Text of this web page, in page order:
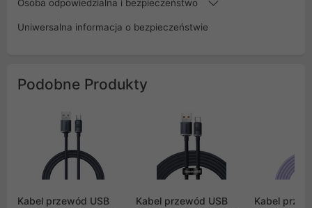
Osoba odpowiedzialna i bezpieczeństwo
Uniwersalna informacja o bezpieczeństwie
Podobne Produkty
Kabel przewód USB
Kabel przewód USB
Kabel